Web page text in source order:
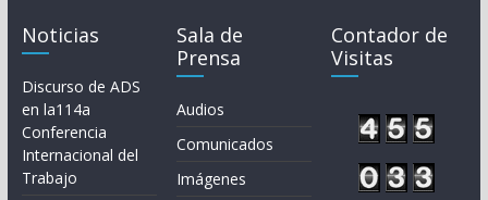
Noticias
Discurso de ADS
en la114a
Conferencia
Internacional del
Trabajo
Sala de
Prensa
Audios
Comunicados
Imágenes
Contador de
Visitas